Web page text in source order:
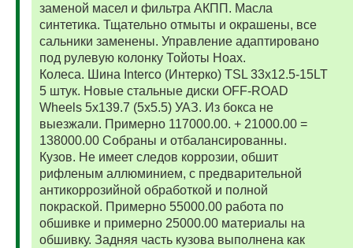
заменой масел и фильтра АКПП. Масла
синтетика. Тщательно отмыты и окрашены, все
сальники заменены. Управление адаптировано
под рулевую колонку Тойоты Ноах.
Колеса. Шина Interco (Интерко) TSL 33x12.5-15LT
5 штук. Новые стальные диски OFF-ROAD
Wheels 5x139.7 (5x5.5) УАЗ. Из бокса не
выезжали. Примерно 117000.00. + 21000.00 =
138000.00 Собраны и отбалансированны.
Кузов. Не имеет следов коррозии, обшит
рифленым аллюминием, с предварительной
антикоррозийной обработкой и полной
покраской. Примерно 55000.00 работа по
обшивке и примерно 25000.00 материалы на
обшивку. Задняя часть кузова выполнена как